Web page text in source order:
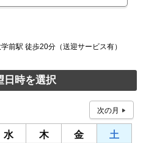
前駅 徒歩20分（送迎サービス有）
日時を選択
水 木 金
土